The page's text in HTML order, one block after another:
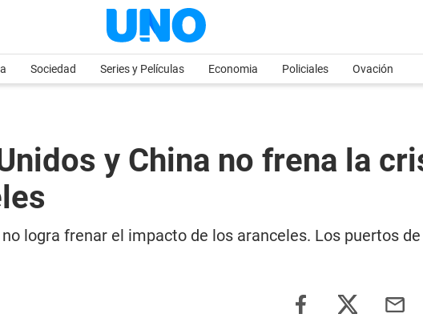
Sociedad Series y Películas Economia Policiales Ovación
y China no frena la
logra frenar el impacto de los aranceles. Los puertos